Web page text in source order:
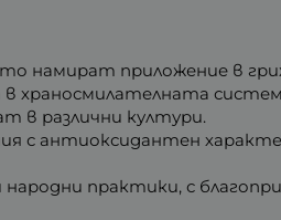
намират приложение в
храносмилателната
в различни култури.
с антиоксидантен
практики, с